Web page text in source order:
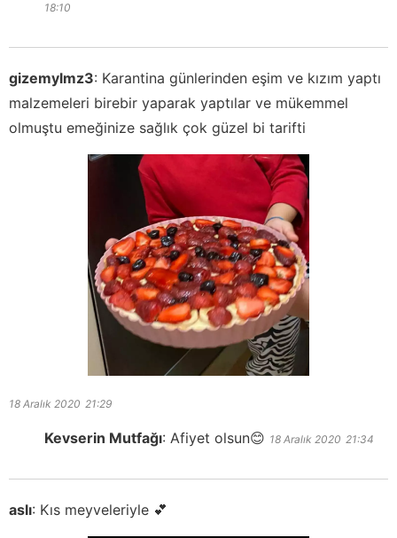
18:10
gizemylmz3: Karantina günlerinden eşim ve kızım yaptı
malzemeleri birebir yaparak yaptılar ve mükemmel
olmuştu emeğinize sağlık çok güzel bi tarifti
18 Aralık 2020 21:29
Kevserin Mutfağı: Afiyet olsun😊 18 Aralık 2020 21:34
aslı: Kıs meyveleriyle 💕